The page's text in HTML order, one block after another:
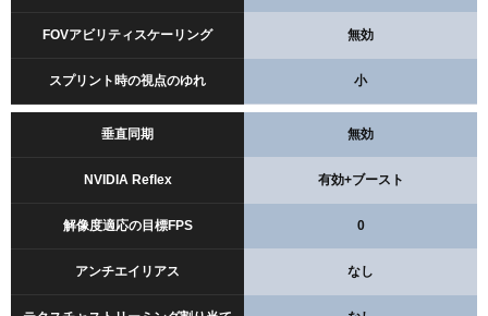
FOVアビリティスケーリング 無効
スプリント時の視点のゆれ 小
垂直同期 無効
NVIDIA Reflex 有効+ブースト
解像度適応の目標FPS 0
アンチエイリアス なし